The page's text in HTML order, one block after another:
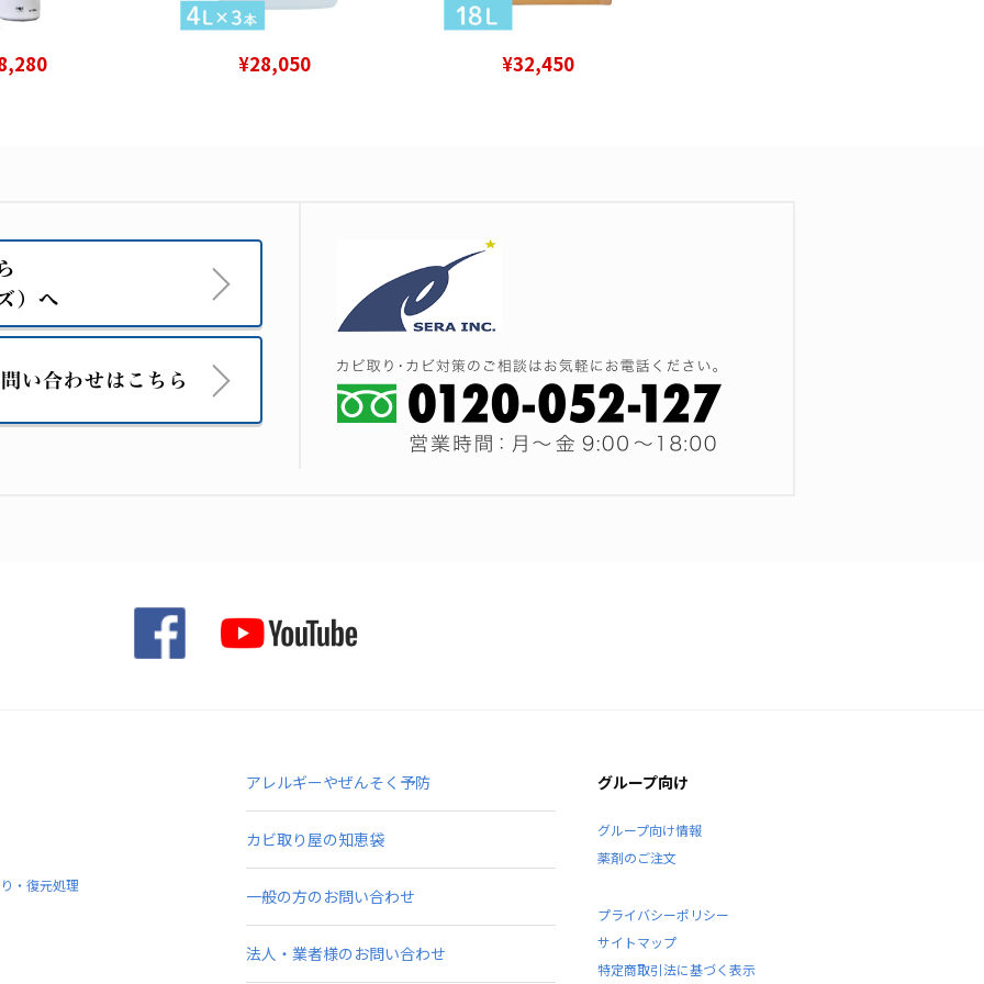
¥28,050 ¥32,450
・復元処理
アレルギーやぜんそく予防
カビ取り屋の知恵袋
一般の方のお問い合わせ
法人・業者様のお問い合わせ
グループ向け
グループ向け情報
薬剤のご注文
プライバシーポリシー
サイトマップ
特定商取引法に基づく表示